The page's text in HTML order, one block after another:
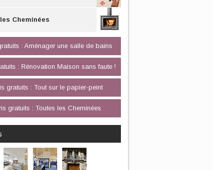
Cheminées
: Aménager une salle de bains
: Rénovation Maison sans faute !
gratuits : Tout sur le papier-peint
gratuits : Toutes les Cheminées